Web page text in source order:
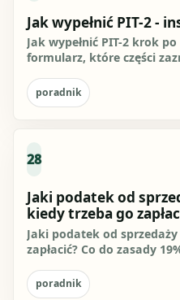
Jak wypełnić PIT-2 -
Jak wypełnić PIT-2 krok
formularz, które części
poradnik
28
Jaki podatek od
kiedy trzeba go
Jaki podatek od
zapłacić? Co do zasady
poradnik